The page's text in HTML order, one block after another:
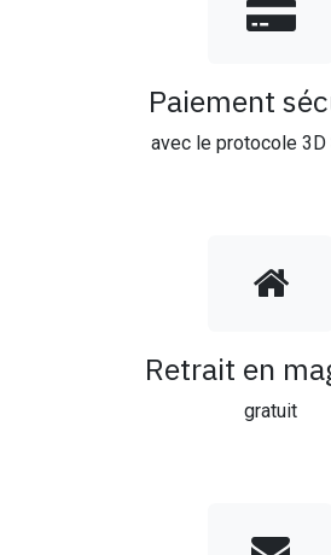
Paiement
avec le protocole 3D
Retrait en
gratuit